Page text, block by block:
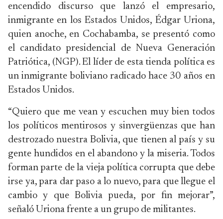
encendido discurso que lanzó el empresario,
inmigrante en los Estados Unidos, Édgar Uriona,
quien anoche, en Cochabamba, se presentó como
el candidato presidencial de Nueva Generación
Patriótica, (NGP). El líder de esta tienda política es
un inmigrante boliviano radicado hace 30 años en
Estados Unidos.
“Quiero que me vean y escuchen muy bien todos
los políticos mentirosos y sinvergüenzas que han
destrozado nuestra Bolivia, que tienen al país y su
gente hundidos en el abandono y la miseria. Todos
forman parte de la vieja política corrupta que debe
irse ya, para dar paso a lo nuevo, para que llegue el
cambio y que Bolivia pueda, por fin mejorar”,
señaló Uriona frente a un grupo de militantes.